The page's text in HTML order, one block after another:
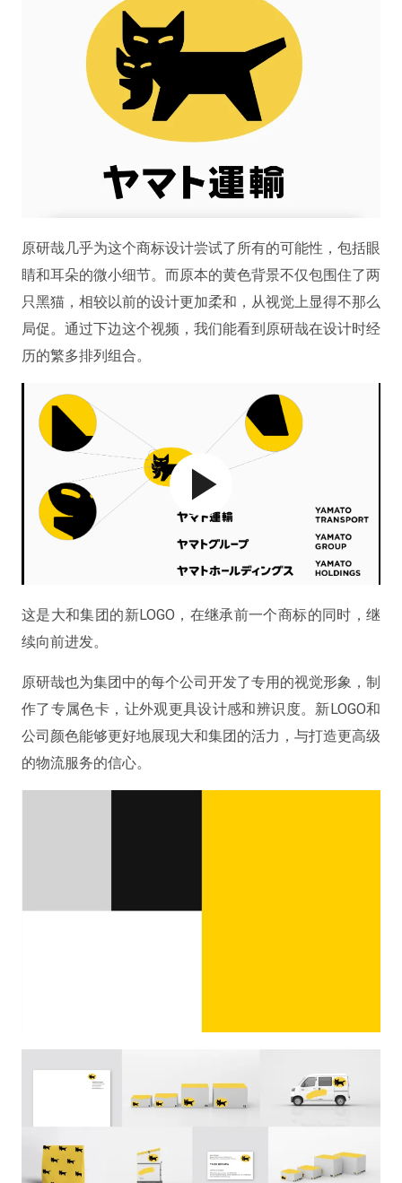
原研哉几乎为这个商标设计尝试了所有的可能性，包括眼
睛和耳朵的微小细节。而原本的黄色背景不仅包围住了两
只黑猫，相较以前的设计更加柔和，从视觉上显得不那么
局促。通过下边这个视频，我们能看到原研哉在设计时经
历的繁多排列组合。
这是大和集团的新LOGO，在继承前一个商标的同时，继
续向前进发。
原研哉也为集团中的每个公司开发了专用的视觉形象，制
作了专属色卡，让外观更具设计感和辨识度。新LOGO和
公司颜色能够更好地展现大和集团的活力，与打造更高级
的物流服务的信心。